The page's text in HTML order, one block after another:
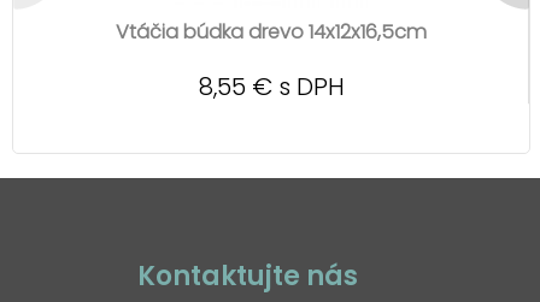
Vtáčia búdka drevo 14x12x16,5cm
8,55 € s DPH
Kontaktujte nás